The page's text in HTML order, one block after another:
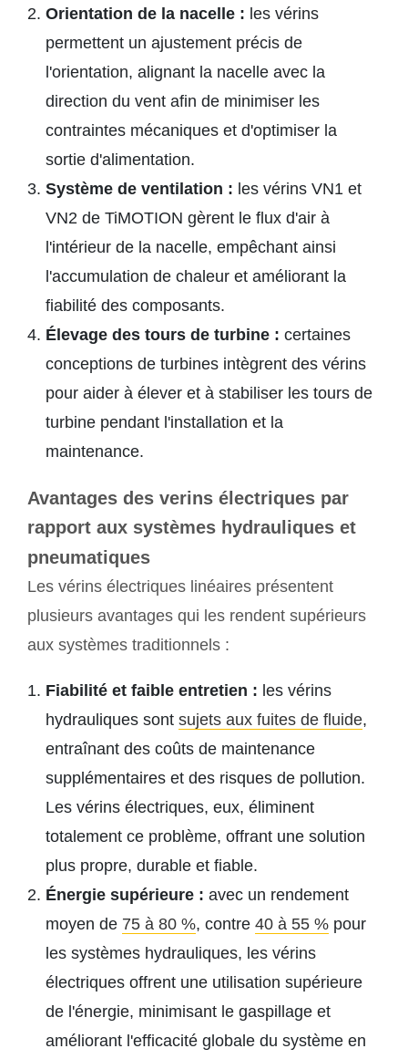
Orientation de la nacelle : les vérins
permettent un ajustement précis de
l'orientation, alignant la nacelle avec la
direction du vent afin de minimiser les
contraintes mécaniques et d'optimiser la
sortie d'alimentation.
Système de ventilation : les vérins VN1 et
VN2 de TiMOTION gèrent le flux d'air à
l'intérieur de la nacelle, empêchant ainsi
l'accumulation de chaleur et améliorant la
fiabilité des composants.
Élevage des tours de turbine : certaines
conceptions de turbines intègrent des vérins
pour aider à élever et à stabiliser les tours de
turbine pendant l'installation et la
maintenance.
Avantages des verins électriques par
rapport aux systèmes hydrauliques et
pneumatiques
Les vérins électriques linéaires présentent
plusieurs avantages qui les rendent supérieurs
aux systèmes traditionnels :
Fiabilité et faible entretien : les vérins
hydrauliques sont sujets aux fuites de fluide,
entraînant des coûts de maintenance
supplémentaires et des risques de pollution.
Les vérins électriques, eux, éliminent
totalement ce problème, offrant une solution
plus propre, durable et fiable.
Énergie supérieure : avec un rendement
moyen de 75 à 80 %, contre 40 à 55 %pour
les systèmes hydrauliques, les vérins
électriques offrent une utilisation supérieure
de l'énergie, minimisant le gaspillage et
améliorant l'efficacité globale du système en